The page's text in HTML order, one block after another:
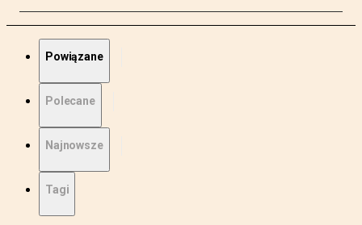
Powiązane
Polecane
Najnowsze
Tagi